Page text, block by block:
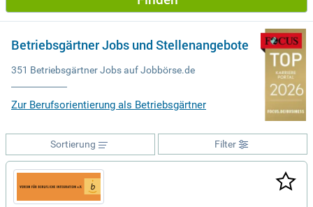
Betriebsgärtner Jobs und Stellenangebote
351 Betriebsgärtner Jobs auf Jobbörse.de
Zur Berufsorientierung als Betriebsgärtner
Filter
Sortierung